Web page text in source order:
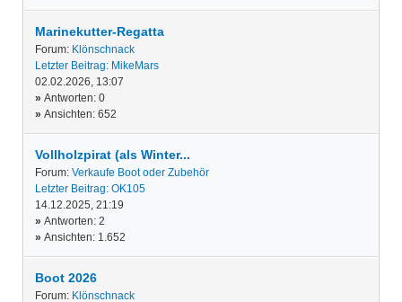
Marinekutter-Regatta
Forum: Klönschnack
Letzter Beitrag: MikeMars
02.02.2026, 13:07
» Antworten: 0
» Ansichten: 652
Vollholzpirat (als Winter...
Forum: Verkaufe Boot oder Zubehör
Letzter Beitrag: OK105
14.12.2025, 21:19
» Antworten: 2
» Ansichten: 1.652
Boot 2026
Forum: Klönschnack